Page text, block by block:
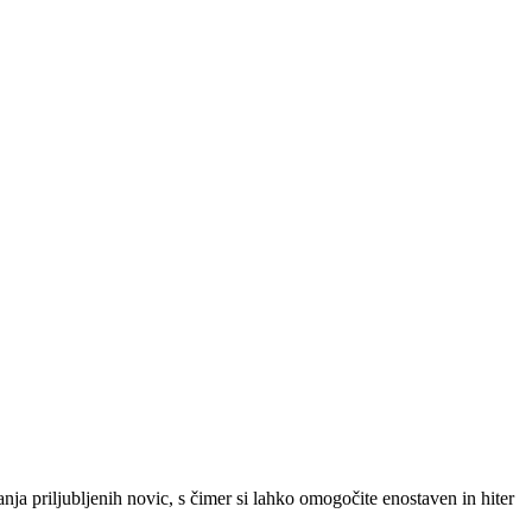
priljubljenih novic, s čimer si lahko omogočite enostaven in hiter